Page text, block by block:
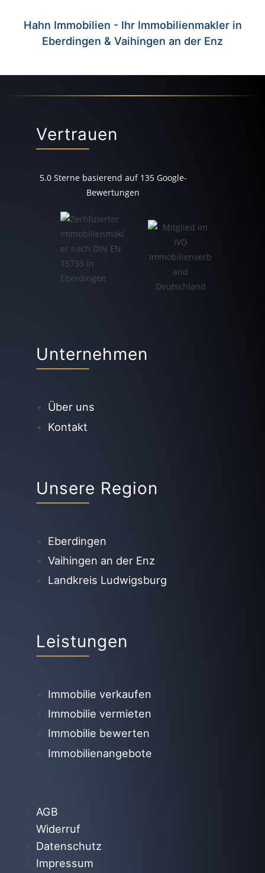
Hahn Immobilien - Ihr Immobilienmakler in
Eberdingen & Vaihingen an der Enz
Leistungen
Immobilie verkaufen
Immobilie vermieten
Immobilie bewerten
Immobilienangebote
Unsere Region
Eberdingen
Vaihingen an der Enz
Landkreis Ludwigsburg
Unternehmen
Über uns
Kontakt
Vertrauen
5.0Sterne basierend auf 135 Google-
Bewertungen
AGB
Widerruf
Datenschutz
Impressum